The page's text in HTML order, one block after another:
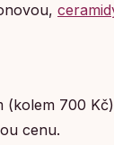
700
cenu.